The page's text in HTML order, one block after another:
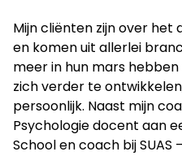
Mijn cliënten zijn over het
en komen uit allerlei
meer in hun mars
zich verder te
persoonlijk. Naast mijn
Psychologie docent aan
School en coach bij SUAS